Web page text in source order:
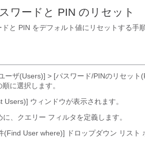
ワードと PIN のリセット
と PIN をデフォルト値にリセットする手
ーザ(Users)] > [パスワード/PINのリセット
順に選択します。
ウィンドウが表示されます。
、クエリー フィルタを定義します。
(Find User where)] ドロップダウン リスト